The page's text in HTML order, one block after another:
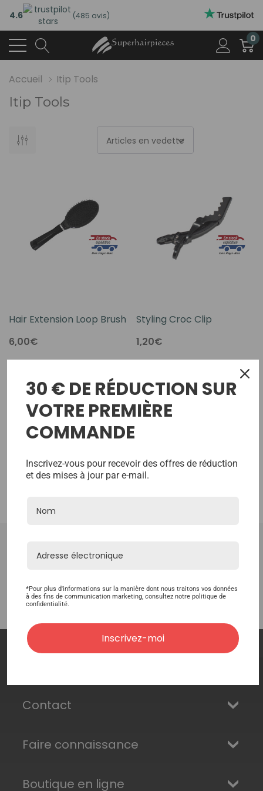
4.6 (485 avis)
0
Accueil Itip Tools
Itip Tools
Hair Extension Loop Brush
6,00€
Styling Croc Clip
1,20€
No More Products
4.7 4.7 4.9
Contact
Faire connaissance
Boutique en ligne
30 € DE RÉDUCTION SUR
VOTRE PREMIÈRE
COMMANDE
Inscrivez-vous pour recevoir des offres de réduction
et des mises à jour par e-mail.
*Pour plus d'informations sur la manière dont nous traitons vos données
à des fins de communication marketing, consultez notre politique de
confidentialité.
Inscrivez-moi